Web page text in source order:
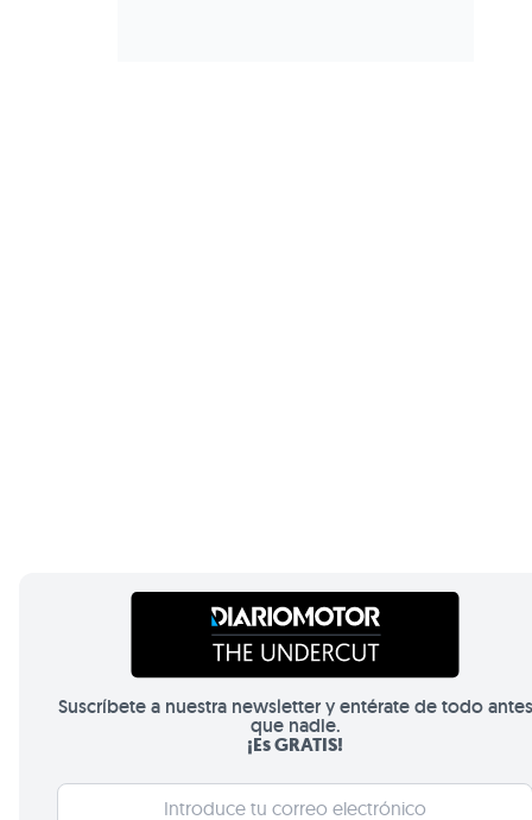
Suscríbete a nuestra newsletter y entérate de todo antes
que nadie.
¡Es GRATIS!